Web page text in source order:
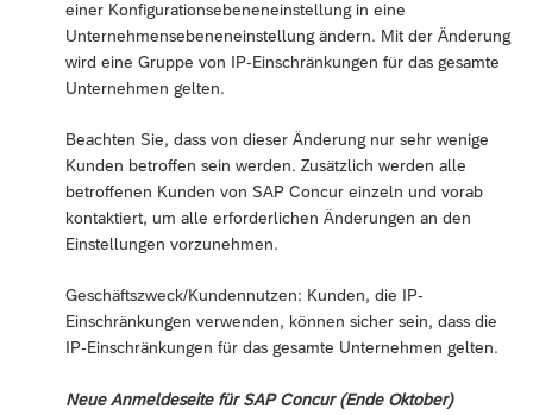
einer Konfigurationsebeneneinstellung in eine
Unternehmensebeneneinstellung ändern. Mit der Änderung
wird eine Gruppe von IP-Einschränkungen für das gesamte
Unternehmen gelten.
Beachten Sie, dass von dieser Änderung nur sehr wenige
Kunden betroffen sein werden. Zusätzlich werden alle
betroffenen Kunden von SAP Concur einzeln und vorab
kontaktiert, um alle erforderlichen Änderungen an den
Einstellungen vorzunehmen.
Geschäftszweck/Kundennutzen: Kunden, die IP-
Einschränkungen verwenden, können sicher sein, dass die
IP-Einschränkungen für das gesamte Unternehmen gelten.
Neue Anmeldeseite für SAP Concur (Ende Oktober)